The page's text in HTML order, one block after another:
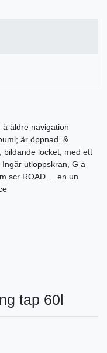
äldre navigation
är öppnad. &
bildande locket, med ett
utloppskran, G ä
scr ROAD ... en un
tap 60l